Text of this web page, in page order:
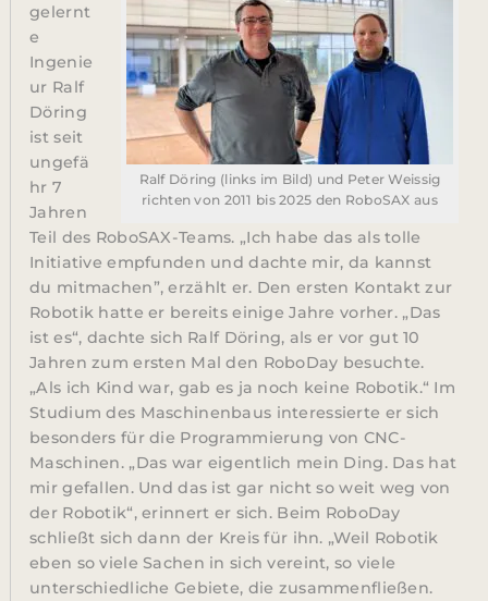
Ralf Döring (links im Bild) und Peter Weissig
richten von 2011 bis 2025 den RoboSAX aus
gelernt
e
Ingenie
ur Ralf
Döring
ist seit
ungefä
hr 7
Jahren
Teil des RoboSAX-Teams. „Ich habe das als tolle
Initiative empfunden und dachte mir, da kannst
du mitmachen”, erzählt er. Den ersten Kontakt zur
Robotik hatte er bereits einige Jahre vorher. „Das
ist es“, dachte sich Ralf Döring, als er vor gut 10
Jahren zum ersten Mal den RoboDay besuchte.
„Als ich Kind war, gab es ja noch keine Robotik.“ Im
Studium des Maschinenbaus interessierte er sich
besonders für die Programmierung von CNC-
Maschinen. „Das war eigentlich mein Ding. Das hat
mir gefallen. Und das ist gar nicht so weit weg von
der Robotik“, erinnert er sich. Beim RoboDay
schließt sich dann der Kreis für ihn. „Weil Robotik
eben so viele Sachen in sich vereint, so viele
unterschiedliche Gebiete, die zusammenfließen.